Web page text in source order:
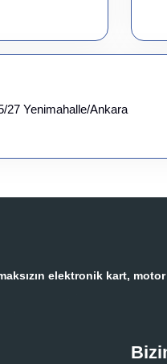
27 Yenimahalle/Ankara
elektronik kart,